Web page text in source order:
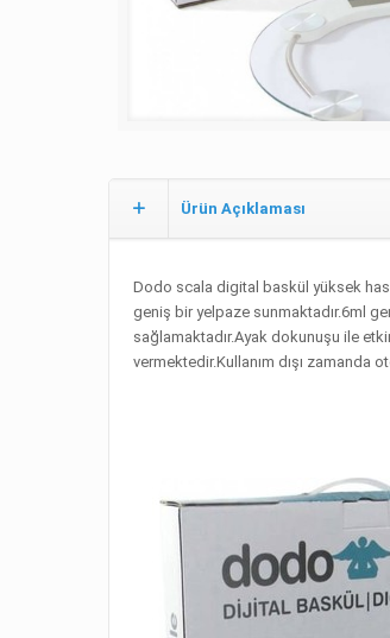
Ürün Açıklaması
Dodo scala digital baskül yüksek
geniş bir yelpaze sunmaktadır.6ml
sağlamaktadır.Ayak dokunuşu ile
vermektedir.Kullanım dışı zamanda